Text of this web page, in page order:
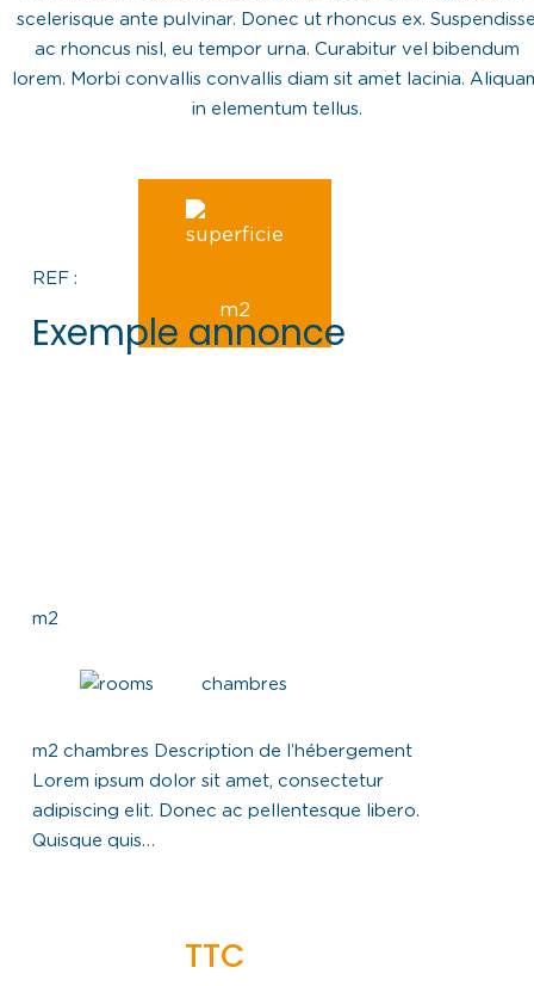
scelerisque ante pulvinar. Donec ut rhoncus ex.
ac rhoncus nisl, eu tempor urna. Curabitur vel bibendum
lorem. Morbi convallis convallis diam sit amet lacinia.
in elementum tellus.
m2
REF :
Exemple annonce
Quisque quis…
TTC